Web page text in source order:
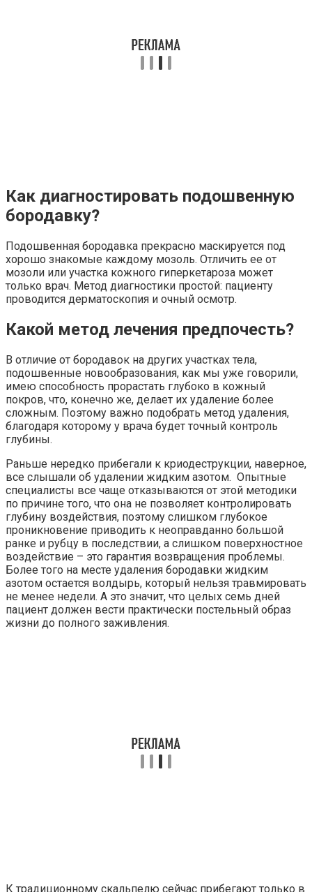
Как диагностировать подошвенную
бородавку?
Подошвенная бородавка прекрасно маскируется под
хорошо знакомые каждому мозоль. Отличить ее от
мозоли или участка кожного гиперкетароза может
только врач. Метод диагностики простой: пациенту
проводится дерматоскопия и очный осмотр.
Какой метод лечения предпочесть?
В отличие от бородавок на других участках тела,
подошвенные новообразования, как мы уже говорили,
имею способность прорастать глубоко в кожный
покров, что, конечно же, делает их удаление более
сложным. Поэтому важно подобрать метод удаления,
благодаря которому у врача будет точный контроль
глубины.
Раньше нередко прибегали к криодеструкции, наверное,
все слышали об удалении жидким азотом. Опытные
специалисты все чаще отказываются от этой методики
по причине того, что она не позволяет контролировать
глубину воздействия, поэтому слишком глубокое
проникновение приводить к неоправданно большой
ранке и рубцу в последствии, а слишком поверхностное
воздействие – это гарантия возвращения проблемы.
Более того на месте удаления бородавки жидким
азотом остается волдырь, который нельзя травмировать
не менее недели. А это значит, что целых семь дней
пациент должен вести практически постельный образ
жизни до полного заживления.
К традиционному скальпелю сейчас прибегают только в